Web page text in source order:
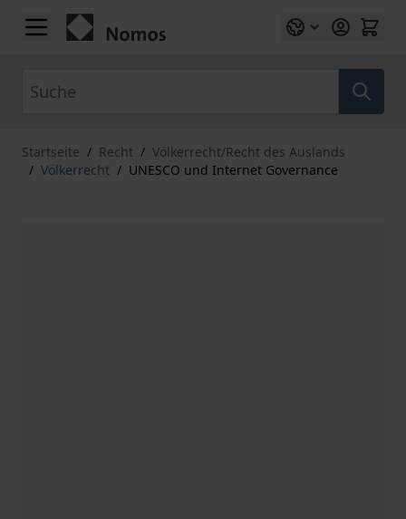
Zum Inhalt springen
Startseite / Recht / Völkerrecht/Recht des Auslands
/ Völkerrecht / UNESCO und Internet Governance